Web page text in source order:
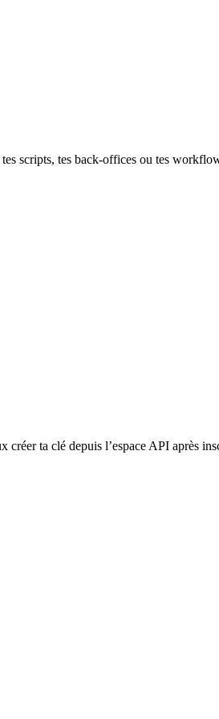
scripts, tes back-offices ou tes
ta clé depuis l’espace API après